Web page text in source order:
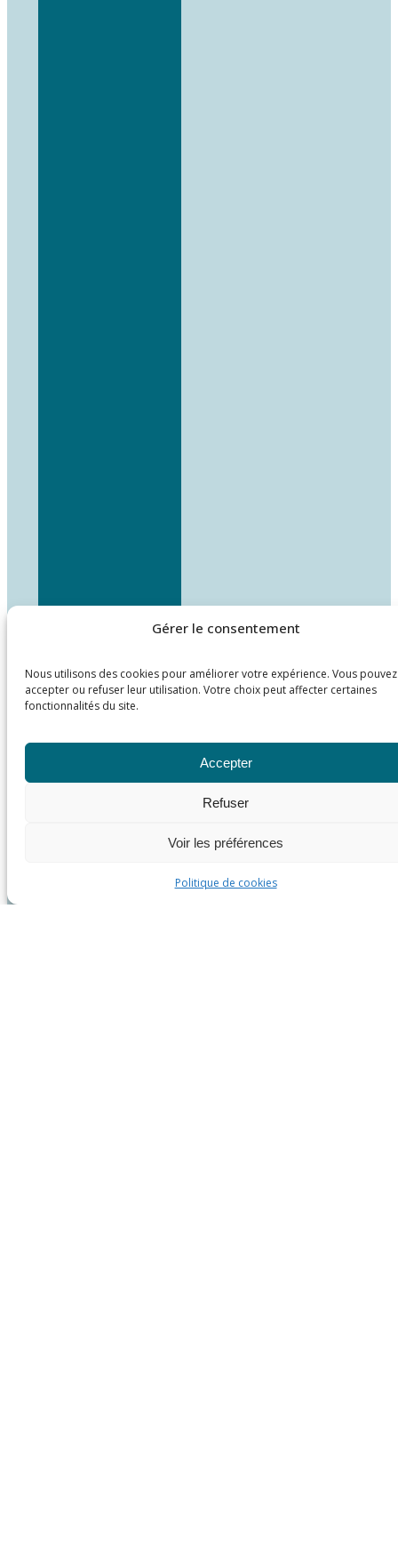
Gérer le consentement
Nous utilisons des cookies pour améliorer votre expérience. Vous pouvez
accepter ou refuser leur utilisation. Votre choix peut affecter certaines
fonctionnalités du site.
Accepter
Refuser
Voir les préférences
Politique de cookies